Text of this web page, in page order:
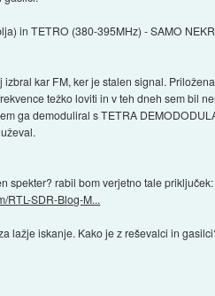
in TETRO (380-395MHz) - SAMO
kar FM, ker je stalen signal.
težko loviti in v teh dneh sem bil
ga demoduliral s TETRA
spekter? rabil bom verjetno tale
RTL-SDR-Blog-M...
lažje iskanje. Kako je z reševalci in